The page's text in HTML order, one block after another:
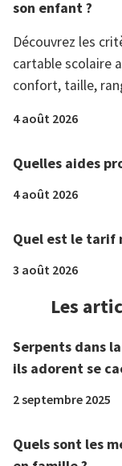
son enfant ?
Découvrez les
cartable scolaire
confort, taille,
4 août 2026
Quelles aides
4 août 2026
Quel est le tarif
3 août 2026
Les
Serpents dans
ils adorent se
2 septembre 2025
Quels sont les